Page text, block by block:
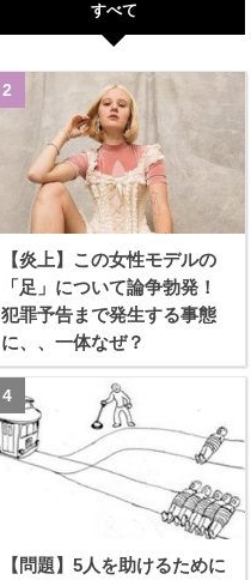
すべて
【炎上】この女性モデルの
「足」について論争勃発！
犯罪予告まで発生する事態
に、、一体なぜ？
【問題】5人を助けるために